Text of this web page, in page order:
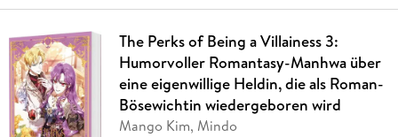
The Perks of Being a Villainess 3:
Humorvoller Romantasy-Manhwa über
eine eigenwillige Heldin, die als Roman-
Bösewichtin wiedergeboren wird
Mango Kim, Mindo